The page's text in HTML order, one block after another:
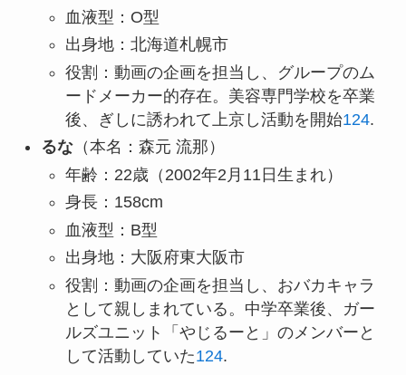
血液型：O型
出身地：北海道札幌市
役割：動画の企画を担当し、グループのム
ードメーカー的存在。美容専門学校を卒業
後、ぎしに誘われて上京し活動を開始124.
るな（本名：森元 流那）
年齢：22歳（2002年2月11日生まれ）
身長：158cm
血液型：B型
出身地：大阪府東大阪市
役割：動画の企画を担当し、おバカキャラ
として親しまれている。中学卒業後、ガー
ルズユニット「やじるーと」のメンバーと
して活動していた124.